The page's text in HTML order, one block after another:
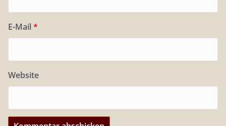
E-Mail *
Website